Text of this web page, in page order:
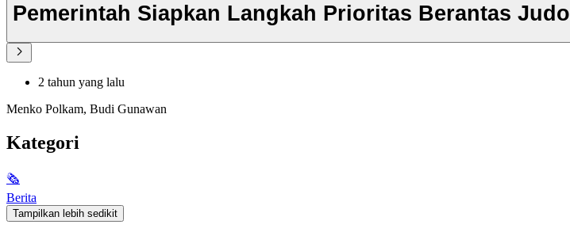
Pemerintah Siapkan Langkah Prioritas Berantas Judol
2 tahun yang lalu
Menko Polkam, Budi Gunawan
Kategori
🗞
Berita
Tampilkan lebih sedikit